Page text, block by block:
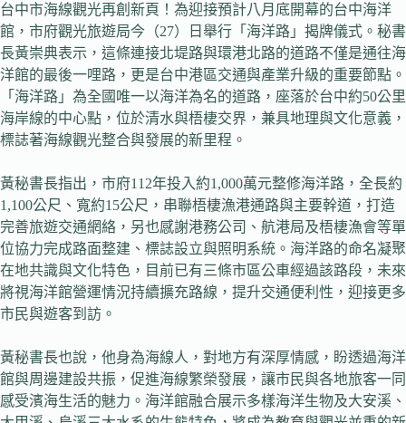
台中市海線觀光再創新頁！為迎接預計八月底開幕的台中海洋
館，市府觀光旅遊局今（27）日舉行「海洋路」揭牌儀式。秘書
長黃崇典表示，這條連接北堤路與環港北路的道路不僅是通往海
洋館的最後一哩路，更是台中港區交通與產業升級的重要節點。
「海洋路」為全國唯一以海洋為名的道路，座落於台中約50公里
海岸線的中心點，位於清水與梧棲交界，兼具地理與文化意義，
標誌著海線觀光整合與發展的新里程。
黃秘書長指出，市府112年投入約1,000萬元整修海洋路，全長約
1,100公尺、寬約15公尺，串聯梧棲漁港通路與主要幹道，打造
完善旅遊交通網絡，另也感謝港務公司、航港局及梧棲漁會等單
位協力完成路面整建、標誌設立與照明系統。海洋路的命名凝聚
在地共識與文化特色，目前已有三條市區公車經過該路段，未來
將視海洋館營運情況持續擴充路線，提升交通便利性，迎接更多
市民與遊客到訪。
黃秘書長也說，他身為海線人，對地方有深厚情感，盼透過海洋
館與周邊建設共振，促進海線繁榮發展，讓市民與各地旅客一同
感受濱海生活的魅力。海洋館融合展示多樣海洋生物及大安溪、